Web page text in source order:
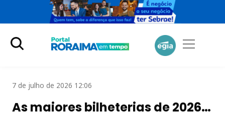
7 de julho de 2026 12:06
As maiores bilheterias de 2026…